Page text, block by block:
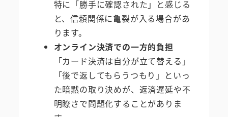
特に「勝手に確認された」と感じる
と、信頼関係に亀裂が入る場合があ
ります。
オンライン決済での一方的負担
「カード決済は自分が立て替える」
「後で返してもらうつもり」といっ
た暗黙の取り決めが、返済遅延や不
明瞭さで問題化することがありま